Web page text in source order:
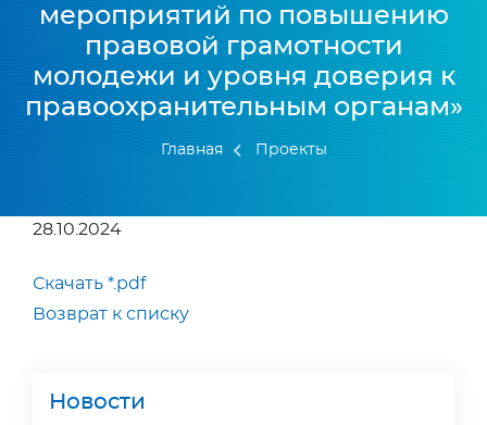
мероприятий по повышению
правовой грамотности
молодежи и уровня доверия к
правоохранительным органам»
Главная Проекты
Новости
28.10.2024
Скачать *.pdf
Возврат к списку